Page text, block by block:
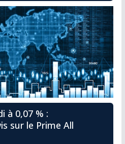
à 0,07 % :
sur le Prime All